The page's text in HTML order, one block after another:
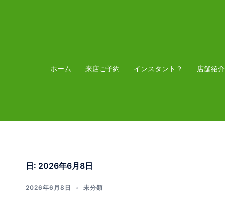
プ
ホーム 来店ご予約 インスタント？ 店舗紹介
日: 2026年6月8日
2026年6月8日 未分類